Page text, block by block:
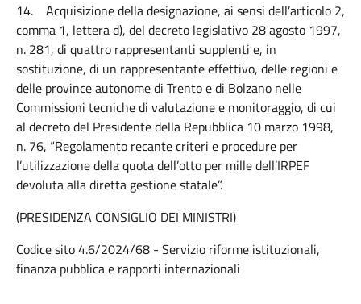
14. Acquisizione della designazione, ai sensi dell’articolo 2,
comma 1, lettera d), del decreto legislativo 28 agosto 1997,
n. 281, di quattro rappresentanti supplenti e, in
sostituzione, di un rappresentante effettivo, delle regioni e
delle province autonome di Trento e di Bolzano nelle
Commissioni tecniche di valutazione e monitoraggio, di cui
al decreto del Presidente della Repubblica 10 marzo 1998,
n. 76, “Regolamento recante criteri e procedure per
l’utilizzazione della quota dell’otto per mille dell’IRPEF
devoluta alla diretta gestione statale”.
(PRESIDENZA CONSIGLIO DEI MINISTRI)
Codice sito 4.6/2024/68 - Servizio riforme istituzionali,
finanza pubblica e rapporti internazionali